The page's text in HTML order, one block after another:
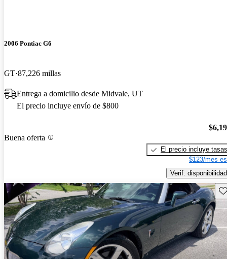
2006 Pontiac G6
GT 87,226 millas
Entrega a domicilio desde Midvale, UT
El precio incluye envío de $800
Buena oferta
El precio incluye tasas
$123/mes
Verif. disponibilidad